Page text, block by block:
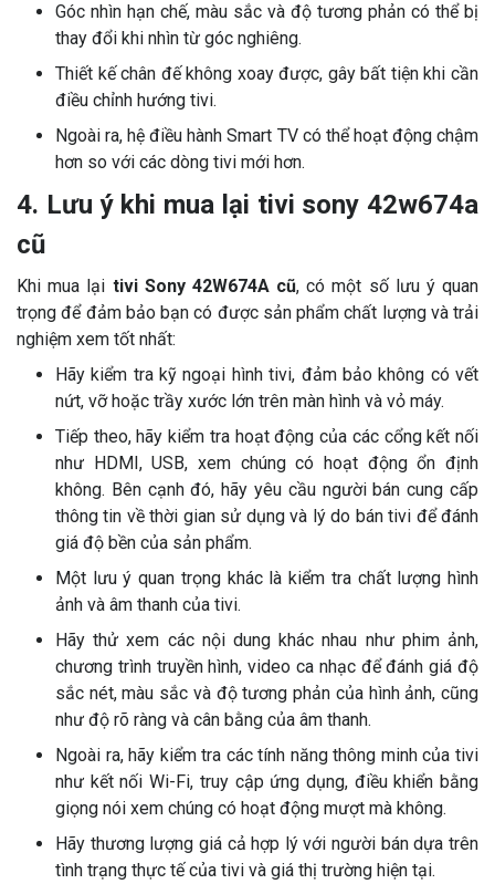
Góc nhìn hạn chế, màu sắc và độ tương phản có thể bị
thay đổi khi nhìn từ góc nghiêng.
Thiết kế chân đế không xoay được, gây bất tiện khi cần
điều chỉnh hướng tivi.
Ngoài ra, hệ điều hành Smart TV có thể hoạt động chậm
hơn so với các dòng tivi mới hơn.
4. Lưu ý khi mua lại tivi sony 42w674a
cũ
Khi mua lại tivi Sony 42W674A cũ, có một số lưu ý quan
trọng để đảm bảo bạn có được sản phẩm chất lượng và trải
nghiệm xem tốt nhất:
Hãy kiểm tra kỹ ngoại hình tivi, đảm bảo không có vết
nứt, vỡ hoặc trầy xước lớn trên màn hình và vỏ máy.
Tiếp theo, hãy kiểm tra hoạt động của các cổng kết nối
như HDMI, USB, xem chúng có hoạt động ổn định
không. Bên cạnh đó, hãy yêu cầu người bán cung cấp
thông tin về thời gian sử dụng và lý do bán tivi để đánh
giá độ bền của sản phẩm.
Một lưu ý quan trọng khác là kiểm tra chất lượng hình
ảnh và âm thanh của tivi.
Hãy thử xem các nội dung khác nhau như phim ảnh,
chương trình truyền hình, video ca nhạc để đánh giá độ
sắc nét, màu sắc và độ tương phản của hình ảnh, cũng
như độ rõ ràng và cân bằng của âm thanh.
Ngoài ra, hãy kiểm tra các tính năng thông minh của tivi
như kết nối Wi-Fi, truy cập ứng dụng, điều khiển bằng
giọng nói xem chúng có hoạt động mượt mà không.
Hãy thương lượng giá cả hợp lý với người bán dựa trên
tình trạng thực tế của tivi và giá thị trường hiện tại.